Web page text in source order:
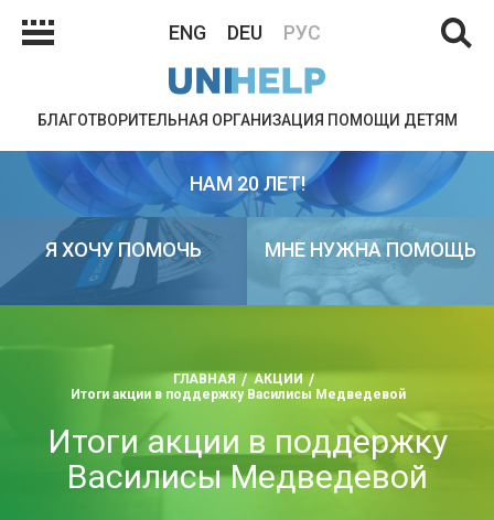
ENG DEU РУС
БЛАГОТВОРИТЕЛЬНАЯ ОРГАНИЗАЦИЯ ПОМОЩИ ДЕТЯМ
НАМ 20 ЛЕТ!
Я ХОЧУ ПОМОЧЬ МНЕ НУЖНА ПОМОЩЬ
ГЛАВНАЯ
АКЦИИ
Итоги акции в поддержку Василисы Медведевой
Итоги акции в поддержку
Василисы Медведевой